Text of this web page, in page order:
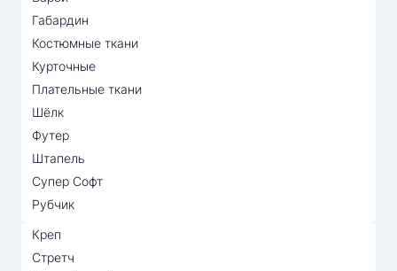
Габардин
Костюмные ткани
Курточные
Плательные ткани
Шёлк
Футер
Штапель
Супер Софт
Рубчик
Креп
Стретч